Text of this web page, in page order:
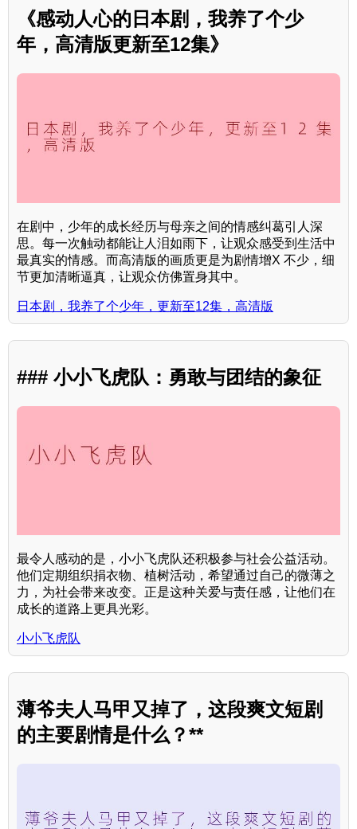
《感动人心的日本剧，我养了个少
年，高清版更新至12集》
在剧中，少年的成长经历与母亲之间的情感纠葛引人深
思。每一次触动都能让人泪如雨下，让观众感受到生活中
最真实的情感。而高清版的画质更是为剧情增X 不少，细
节更加清晰逼真，让观众仿佛置身其中。
日本剧，我养了个少年，更新至12集，高清版
### 小小飞虎队：勇敢与团结的象征
最令人感动的是，小小飞虎队还积极参与社会公益活动。
他们定期组织捐衣物、植树活动，希望通过自己的微薄之
力，为社会带来改变。正是这种关爱与责任感，让他们在
成长的道路上更具光彩。
小小飞虎队
薄爷夫人马甲又掉了，这段爽文短剧
的主要剧情是什么？**